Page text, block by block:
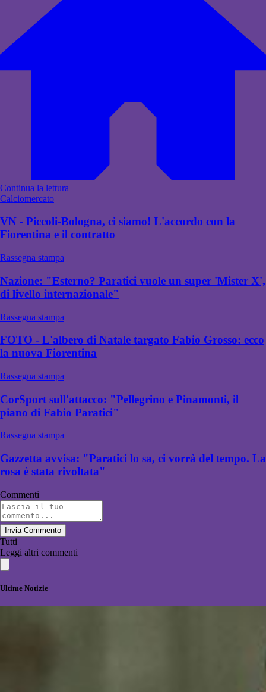
Continua la lettura
Calciomercato
VN - Piccoli-Bologna, ci siamo! L'accordo con la
Fiorentina e il contratto
Rassegna stampa
Nazione: "Esterno? Paratici vuole un super 'Mister X',
di livello internazionale"
Rassegna stampa
FOTO - L'albero di Natale targato Fabio Grosso: ecco
la nuova Fiorentina
Rassegna stampa
CorSport sull'attacco: "Pellegrino e Pinamonti, il
piano di Fabio Paratici"
Rassegna stampa
Gazzetta avvisa: "Paratici lo sa, ci vorrà del tempo. La
rosa è stata rivoltata"
Commenti
Invia Commento
Tutti
Leggi altri commenti
Ultime Notizie